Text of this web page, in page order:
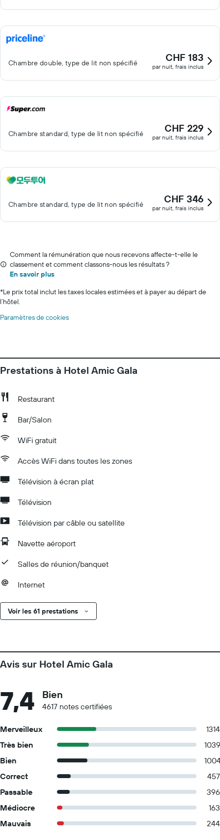
Chambre double, type de lit non spécifié CHF 183
par nuit, frais inclus
Chambre standard, type de lit non spécifié CHF 229
par nuit, frais inclus
Chambre standard, type de lit non spécifié CHF 346
par nuit, frais inclus
Comment la rémunération que nous recevons affecte-t-elle le
classement et comment classons-nous les résultats ?
En savoir plus
*Le prix total inclut les taxes locales estimées et à payer au départ de
l’hôtel.
Paramètres de cookies
Prestations à Hotel Amic Gala
Restaurant
Bar/Salon
WiFi gratuit
Accès WiFi dans toutes les zones
Télévision à écran plat
Télévision
Télévision par câble ou satellite
Navette aéroport
Salles de réunion/banquet
Internet
Voir les 61 prestations
Avis sur Hotel Amic Gala
7,4 Bien
4617 notes certifiées
Merveilleux
1314
Très bien
1039
Bien
Correct
457
Passable
396
Médiocre
163
Mauvais
244